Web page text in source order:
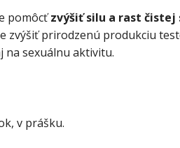
pomôcť zvýšiť silu a rast
prirodzenú produkciu
na sexuálnu aktivitu.
v prášku.